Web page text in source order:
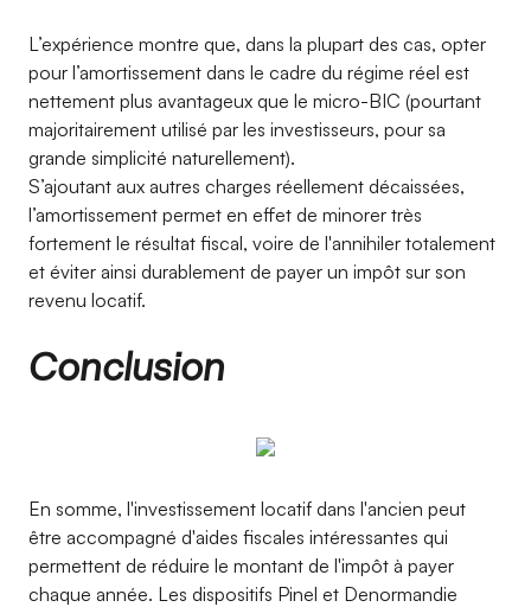
L’expérience montre que, dans la plupart des cas, opter
pour l’amortissement dans le cadre du régime réel est
nettement plus avantageux que le micro-BIC (pourtant
majoritairement utilisé par les investisseurs, pour sa
grande simplicité naturellement).
S’ajoutant aux autres charges réellement décaissées,
l’amortissement permet en effet de minorer très
fortement le résultat fiscal, voire de l'annihiler totalement
et éviter ainsi durablement de payer un impôt sur son
revenu locatif.
Conclusion
En somme, l'investissement locatif dans l'ancien peut
être accompagné d'aides fiscales intéressantes qui
permettent de réduire le montant de l'impôt à payer
chaque année. Les dispositifs Pinel et Denormandie